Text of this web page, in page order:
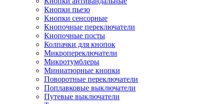
Кнопки пьезо
Кнопки сенсорные
Кнопочные переключатели
Кнопочные посты
Колпачки для кнопок
Микропереключатели
Микротумблеры
Миниатюрные кнопки
Поворотные переключатели
Поплавковые выключатели
Путевые выключатели